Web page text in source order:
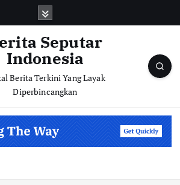
Indonesia
Berita Terkini Yang Layak
Diperbincangkan